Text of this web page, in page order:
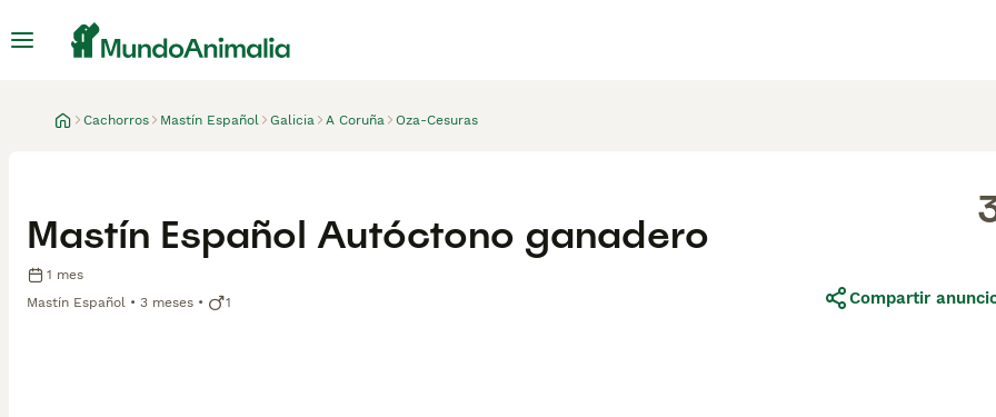
Cachorros Mastín Español Galicia A Coruña Oza-Cesuras
Mastín Español Autóctono ganadero
1 mes
Mastín Español
3 meses 1 Compartir